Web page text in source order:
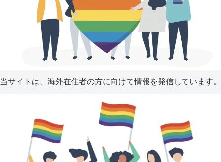
当サイトは、海外在住者の方に向けて情報を発信しています。